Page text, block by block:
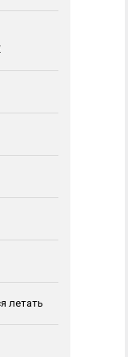
летать